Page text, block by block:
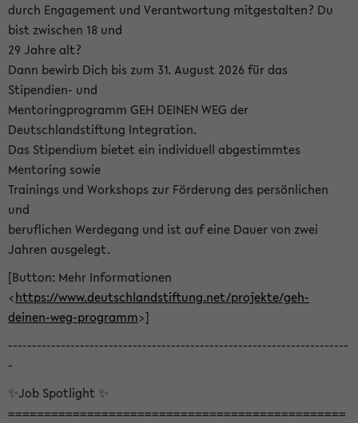
durch Engagement und Verantwortung mitgestalten? Du
bist zwischen 18 und
29 Jahre alt?
Dann bewirb Dich bis zum 31. August 2026 für das
Stipendien- und
Mentoringprogramm GEH DEINEN WEG der
Deutschlandstiftung Integration.
Das Stipendium bietet ein individuell abgestimmtes
Mentoring sowie
Trainings und Workshops zur Förderung des persönlichen
und
beruflichen Werdegang und ist auf eine Dauer von zwei
Jahren ausgelegt.
[Button: Mehr Informationen
<https://www.deutschlandstiftung.net/projekte/geh-
deinen-weg-programm>]
-----------------------------------------------------------------------
-
✨Job Spotlight ✨
===============================================